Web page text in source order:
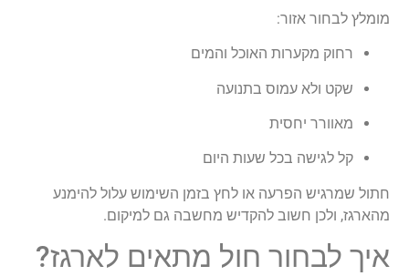
מומלץ לבחור אזור:
רחוק מקערות האוכל והמים
שקט ולא עמוס בתנועה
מאוורר יחסית
קל לגישה בכל שעות היום
חתול שמרגיש הפרעה או לחץ בזמן השימוש עלול להימנע
מהארגז, ולכן חשוב להקדיש מחשבה גם למיקום.
איך לבחור חול מתאים לארגז?